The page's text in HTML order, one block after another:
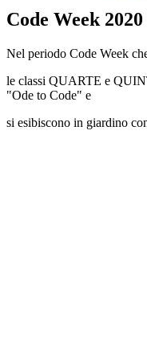
Code Week
Nel periodo Code Week
le classi QUARTE e
"Ode to Code" e
si esibiscono in giardino